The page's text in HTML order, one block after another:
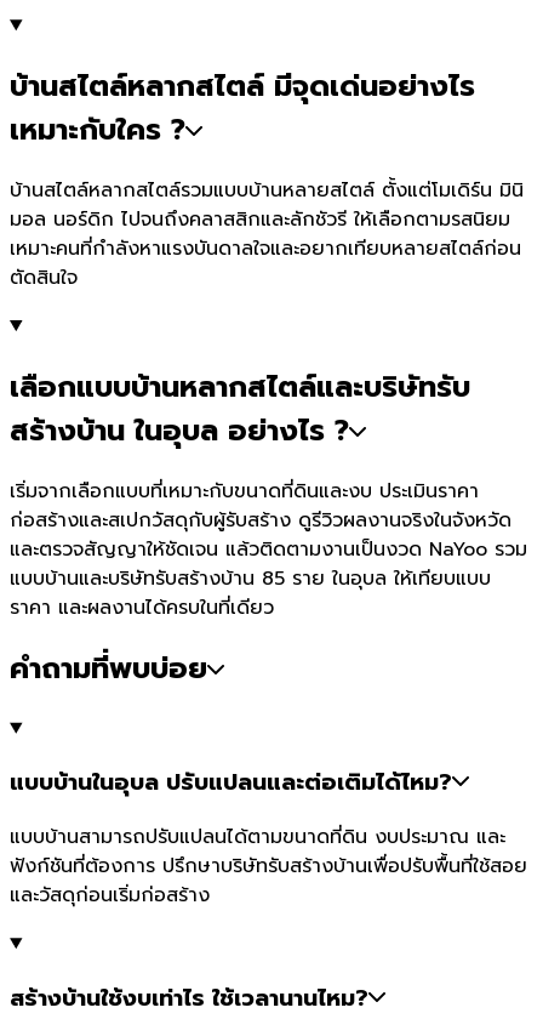
บ้านสไตล์หลากสไตล์ มีจุดเด่นอย่างไร
เหมาะกับใคร ?
บ้านสไตล์หลากสไตล์รวมแบบบ้านหลายสไตล์ ตั้งแต่โมเดิร์น มินิ
มอล นอร์ดิก ไปจนถึงคลาสสิกและลักชัวรี ให้เลือกตามรสนิยม
เหมาะคนที่กำลังหาแรงบันดาลใจและอยากเทียบหลายสไตล์ก่อน
ตัดสินใจ
เลือกแบบบ้านหลากสไตล์และบริษัทรับ
สร้างบ้าน ในอุบล อย่างไร ?
เริ่มจากเลือกแบบที่เหมาะกับขนาดที่ดินและงบ ประเมินราคา
ก่อสร้างและสเปกวัสดุกับผู้รับสร้าง ดูรีวิวผลงานจริงในจังหวัด
และตรวจสัญญาให้ชัดเจน แล้วติดตามงานเป็นงวด NaYoo รวม
แบบบ้านและบริษัทรับสร้างบ้าน 85 ราย ในอุบล ให้เทียบแบบ
ราคา และผลงานได้ครบในที่เดียว
คำถามที่พบบ่อย
แบบบ้านในอุบล ปรับแปลนและต่อเติมได้ไหม?
แบบบ้านสามารถปรับแปลนได้ตามขนาดที่ดิน งบประมาณ และ
ฟังก์ชันที่ต้องการ ปรึกษาบริษัทรับสร้างบ้านเพื่อปรับพื้นที่ใช้สอย
และวัสดุก่อนเริ่มก่อสร้าง
สร้างบ้านใช้งบเท่าไร ใช้เวลานานไหม?